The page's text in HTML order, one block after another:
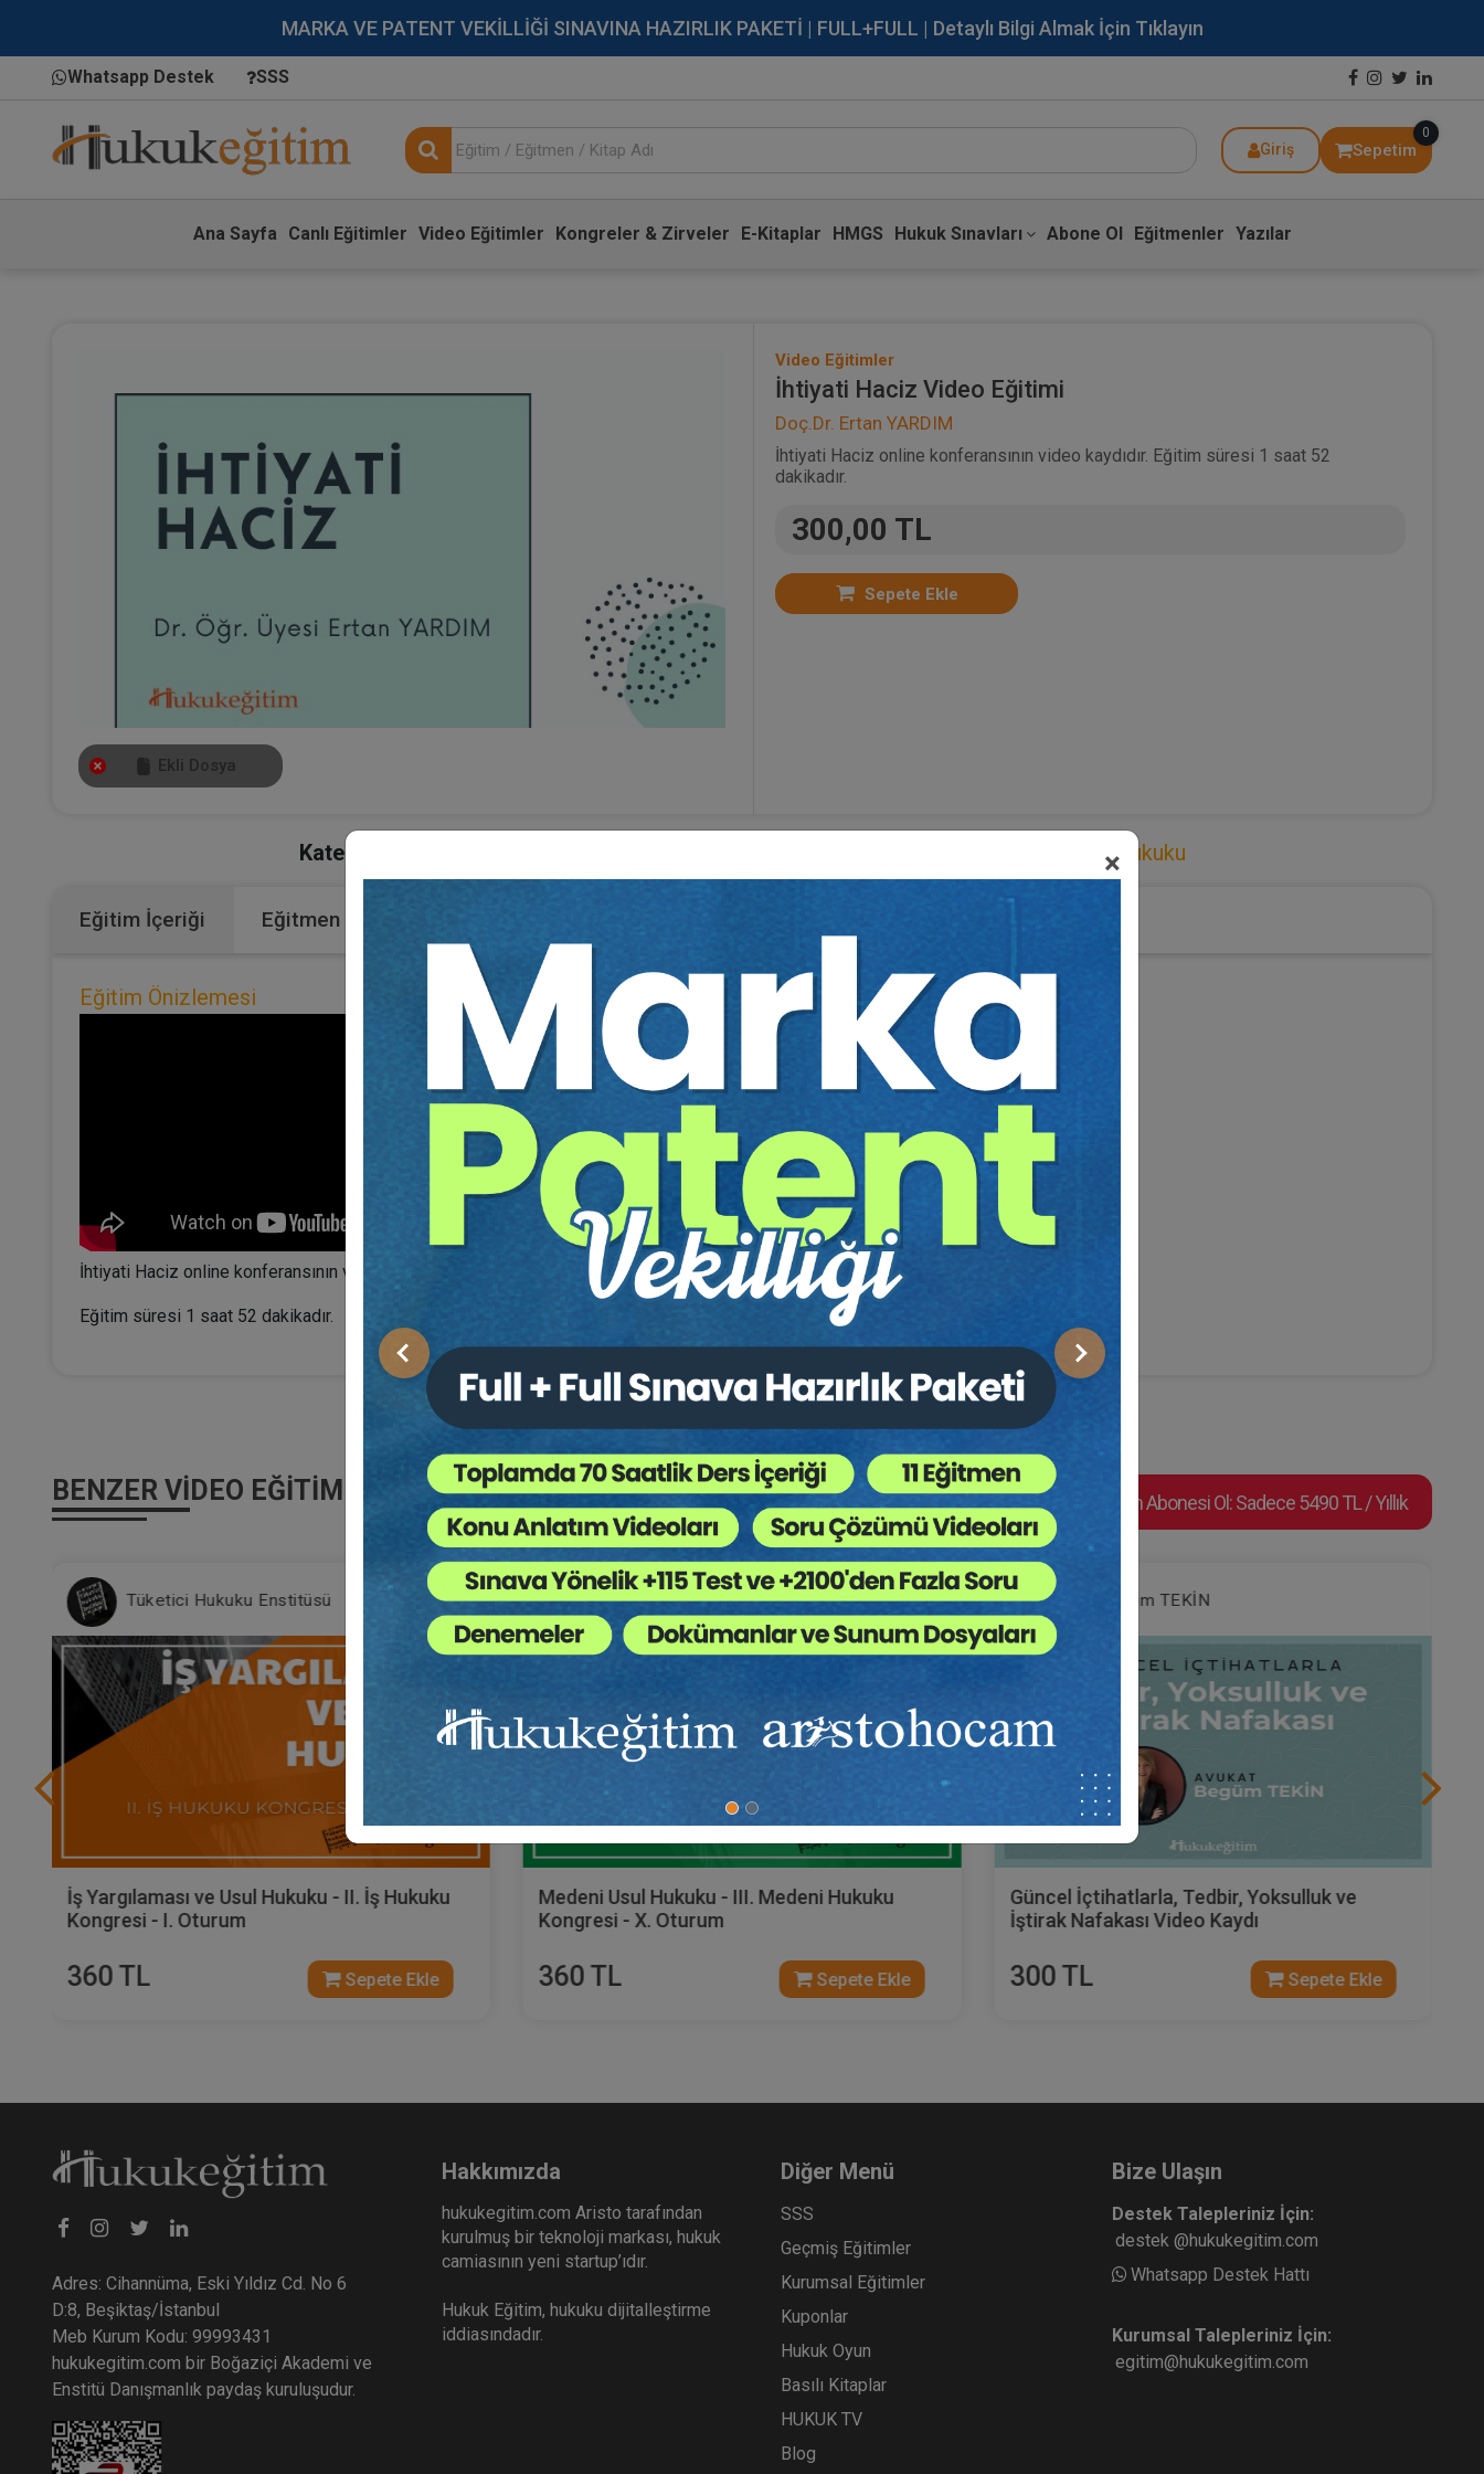
MARKA VE PATENT VEKİLLİĞİ SINAVINA HAZIRLIK PAKETİ | FULL+FULL | Detaylı Bilgi Almak İçin Tıklayın
Whatsapp Destek SSS
Giriş Sepetim
0
Ana Sayfa Canlı Eğitimler Video Eğitimler Kongreler & Zirveler E-Kitaplar HMGS Hukuk Sınavları Abone Ol Eğitmenler Yazılar
×
Önceki Sonraki
Ekli Dosya
Video Eğitimler
İhtiyati Haciz Video Eğitimi
Doç.Dr. Ertan YARDIM
İhtiyati Haciz online konferansının video kaydıdır. Eğitim süresi 1 saat 52
dakikadır.
300,00 TL
Sepete Ekle
Kategoriler: Medeni Usul Hukuku
Eğitim İçeriği Eğitmen
Eğitim Önizlemesi
İhtiyati Haciz online konferansının video kaydıdır.
Eğitim süresi 1 saat 52 dakikadır.
BENZER VIDEO EĞITIMLER Video Eğitim Abonesi Ol: Sadece 5490 TL / Yıllık
Tüketici Hukuku Enstitüsü
İş Yargılaması ve Usul Hukuku - II. İş Hukuku
Kongresi - I. Oturum
360 TL Sepete Ekle
Tüketici Hukuku Enstitüsü
Medeni Usul Hukuku - III. Medeni Hukuku
Kongresi - X. Oturum
360 TL Sepete Ekle
Av. Begüm TEKİN
Güncel İçtihatlarla, Tedbir, Yoksulluk ve
İştirak Nafakası Video Kaydı
300 TL Sepete Ekle
Adres: Cihannüma, Eski Yıldız Cd. No 6
D:8, Beşiktaş/İstanbul
Meb Kurum Kodu: 99993431
hukukegitim.com bir Boğaziçi Akademi ve
Enstitü Danışmanlık paydaş kuruluşudur.
Hakkımızda
hukukegitim.com Aristo tarafından
kurulmuş bir teknoloji markası, hukuk
camiasının yeni startup’ıdır.
Hukuk Eğitim, hukuku dijitalleştirme
iddiasındadır.
Diğer Menü
SSS
Geçmiş Eğitimler
Kurumsal Eğitimler
Kuponlar
Hukuk Oyun
Basılı Kitaplar
HUKUK TV
Blog
Bize Ulaşın
Destek Talepleriniz İçin:
destek @hukukegitim.com
Whatsapp Destek Hattı
Kurumsal Talepleriniz İçin:
egitim@hukukegitim.com